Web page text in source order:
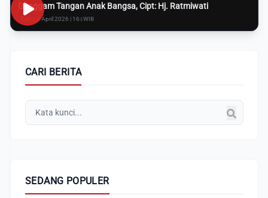
Genggam Tangan Anak Bangsa, Cipt: Hj. Ratmiwati
Rabu, 8 April 2026 | 16:i WIB
CARI BERITA
SEDANG POPULER